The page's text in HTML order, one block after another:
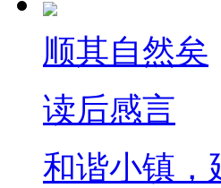
顺其自然矣
读后感言
和谐小镇，